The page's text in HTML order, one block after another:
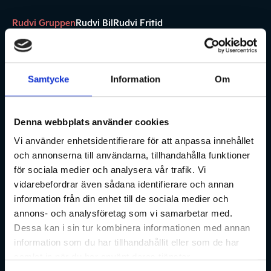
Samtycke Information Om
Denna webbplats använder cookies
Vi använder enhetsidentifierare för att anpassa innehållet
och annonserna till användarna, tillhandahålla funktioner
för sociala medier och analysera vår trafik. Vi
vidarebefordrar även sådana identifierare och annan
information från din enhet till de sociala medier och
annons- och analysföretag som vi samarbetar med.
Dessa kan i sin tur kombinera informationen med annan
information som du har tillhandahållit eller som de har
Rudvi GruppenRudvi BilRudvi Fritid
Rudvi är ett familjeägt företag i Blekinge som erbjuder
nya och begagnade bilar genom Rudvi Bil samt husbilar
via Rudvi Fritid, med fokus på kvalitet, service och
trygghet.
Navigation
Om oss Nyheter Kontakt
Gullbernavägen 21
371 47 Karlskrona